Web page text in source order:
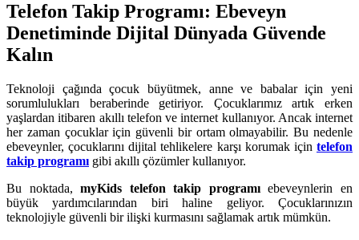
Telefon Takip Programı: Ebeveyn
Denetiminde Dijital Dünyada Güvende
Kalın
Teknoloji çağında çocuk büyütmek, anne ve babalar için yeni
sorumlulukları beraberinde getiriyor. Çocuklarımız artık erken
yaşlardan itibaren akıllı telefon ve internet kullanıyor. Ancak internet
her zaman çocuklar için güvenli bir ortam olmayabilir. Bu nedenle
ebeveynler, çocuklarını dijital tehlikelere karşı korumak için telefon
takip programı gibi akıllı çözümler kullanıyor.
Bu noktada,myKids telefon takip programıebeveynlerin en
büyük yardımcılarından biri haline geliyor. Çocuklarınızın
teknolojiyle güvenli bir ilişki kurmasını sağlamak artık mümkün.